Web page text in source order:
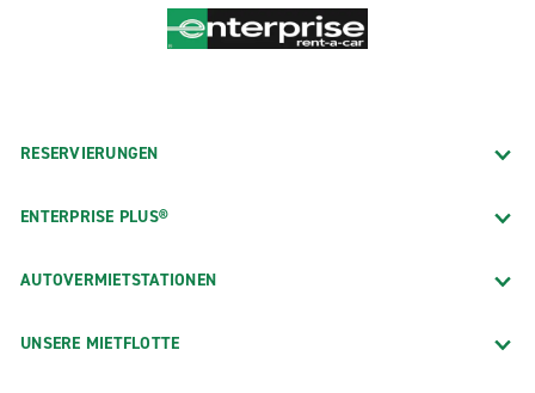
RESERVIERUNGEN
ENTERPRISE PLUS®
AUTOVERMIETSTATIONEN
UNSERE MIETFLOTTE